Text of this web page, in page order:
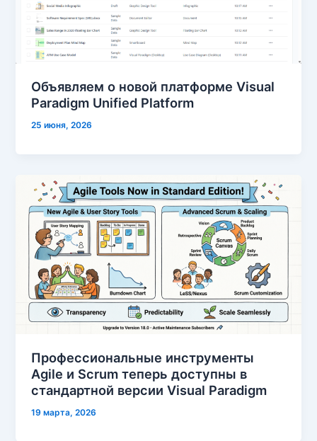
Объявляем о новой платформе Visual
Paradigm Unified Platform
25 июня, 2026
Профессиональные инструменты
Agile и Scrum теперь доступны в
стандартной версии Visual Paradigm
19 марта, 2026